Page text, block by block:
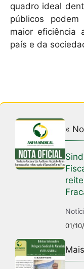
quadro ideal
públicos
maior eficiência
país e da
«
01/